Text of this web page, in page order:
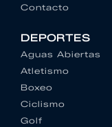
Contacto
DEPORTES
Aguas Abiertas
Atletismo
Boxeo
Ciclismo
Golf